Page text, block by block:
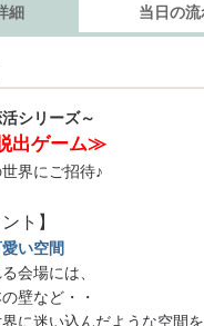
細 当日の流
シリーズ～
出ゲーム≫
界にご招待♪
ト】
い空間
会場には、
壁など・・
に迷い込んだような空間